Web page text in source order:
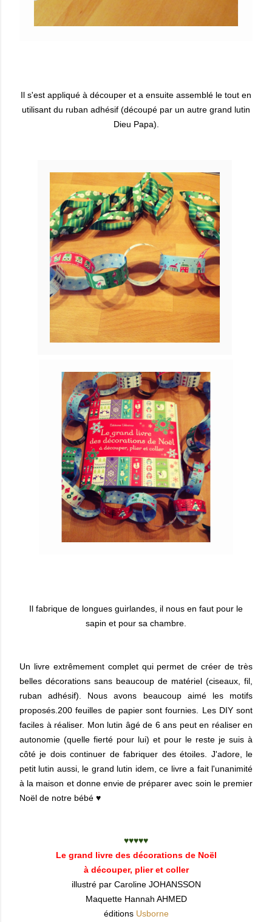
Il s'est appliqué à découper et a ensuite assemblé le tout en
utilisant du ruban adhésif (découpé par un autre grand lutin
Dieu Papa).
Il fabrique de longues guirlandes, il nous en faut pour le
sapin et pour sa chambre.
Un livre extrêmement complet qui permet de créer de très
belles décorations sans beaucoup de matériel (ciseaux, fil,
ruban adhésif). Nous avons beaucoup aimé les motifs
proposés.200 feuilles de papier sont fournies. Les DIY sont
faciles à réaliser. Mon lutin âgé de 6 ans peut en réaliser en
autonomie (quelle fierté pour lui) et pour le reste je suis à
côté je dois continuer de fabriquer des étoiles. J'adore, le
petit lutin aussi, le grand lutin idem, ce livre a fait l'unanimité
à la maison et donne envie de préparer avec soin le premier
Noël de notre bébé ♥
♥♥♥♥♥
Le grand livre des décorations de Noël
à découper, plier et coller
illustré par Caroline JOHANSSON
Maquette Hannah AHMED
éditions Usborne